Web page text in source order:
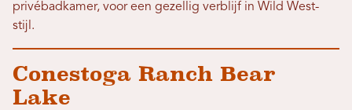
privébadkamer, voor een gezellig verblijf in Wild West-
stijl.
Conestoga Ranch Bear
Lake